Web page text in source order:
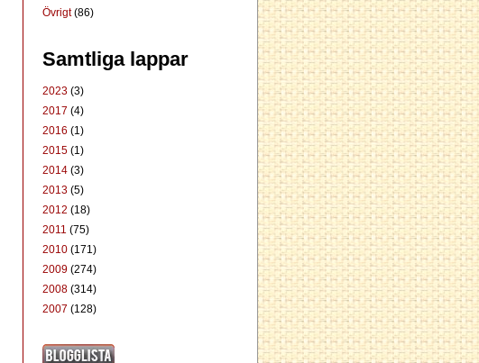
Övrigt(86)
Samtliga lappar
2023 (3)
2017 (4)
2016 (1)
2015 (1)
2014 (3)
2013 (5)
2012 (18)
2011 (75)
2010 (171)
2009 (274)
2008 (314)
2007 (128)